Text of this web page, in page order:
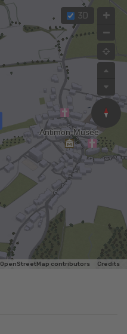
3D
OpenStreetMap contributors Credits